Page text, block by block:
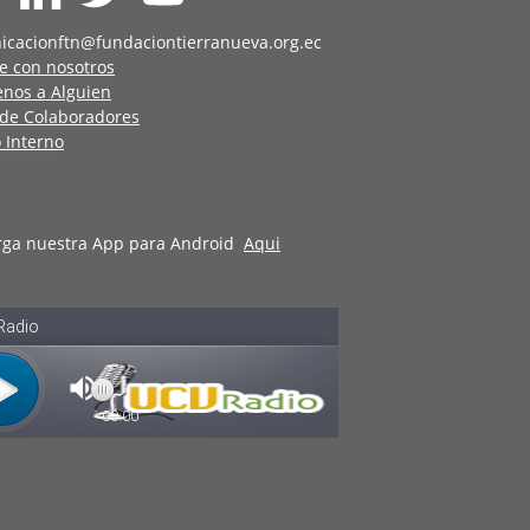
con nosotros
a Alguien
Colaboradores
Interno
nuestra App para Android Aqui